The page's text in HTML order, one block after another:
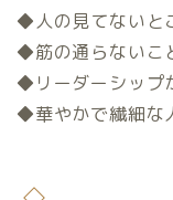
◆人の見てないと
◆筋の通らないこ
◆リーダーシップ
◆華やかで繊細な